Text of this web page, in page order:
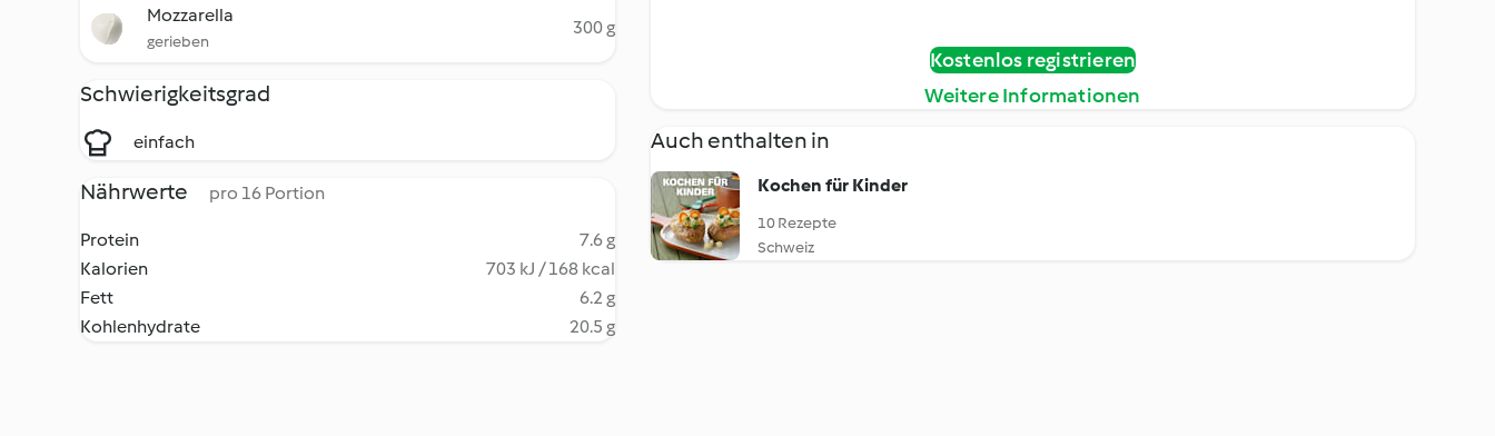
Mozzarella
gerieben
300 g
Schwierigkeitsgrad
einfach
Nährwerte pro 16 Portion
Protein
7.6 g
Kalorien
703 kJ / 168 kcal
Fett
6.2 g
Kohlenhydrate
20.5 g
Kostenlos registrieren
Weitere Informationen
Auch enthalten in
Kochen für Kinder
10 Rezepte
Schweiz